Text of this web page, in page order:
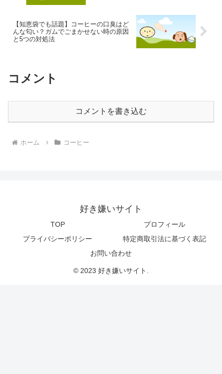
【知恵袋でも話題】コーヒーの口臭はど
んな匂い？ガムでごまかせない時の原因
と5つの対処法
コメント
コメントを書き込む
ホーム コーヒー
好き嫌いサイト
TOP
プロフィール
プライバシーポリシー
特定商取引法に基づく表記
お問い合わせ
© 2023 好き嫌いサイト.